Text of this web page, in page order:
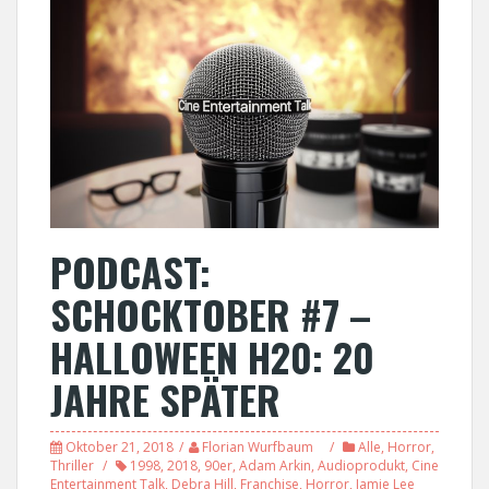
PODCAST:
SCHOCKTOBER #7 –
HALLOWEEN H20: 20
JAHRE SPÄTER
Oktober 21, 2018 Florian Wurfbaum Alle, Horror,
Thriller
1998, 2018, 90er, Adam Arkin, Audioprodukt, Cine
Entertainment Talk, Debra Hill, Franchise, Horror, Jamie Lee